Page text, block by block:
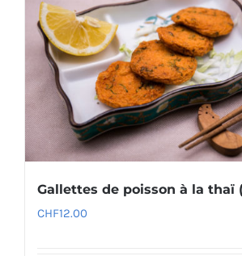
Gallettes de poisson à la thaï
CHF12.00